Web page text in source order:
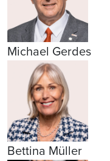
Michael Gerdes
Bettina Müller